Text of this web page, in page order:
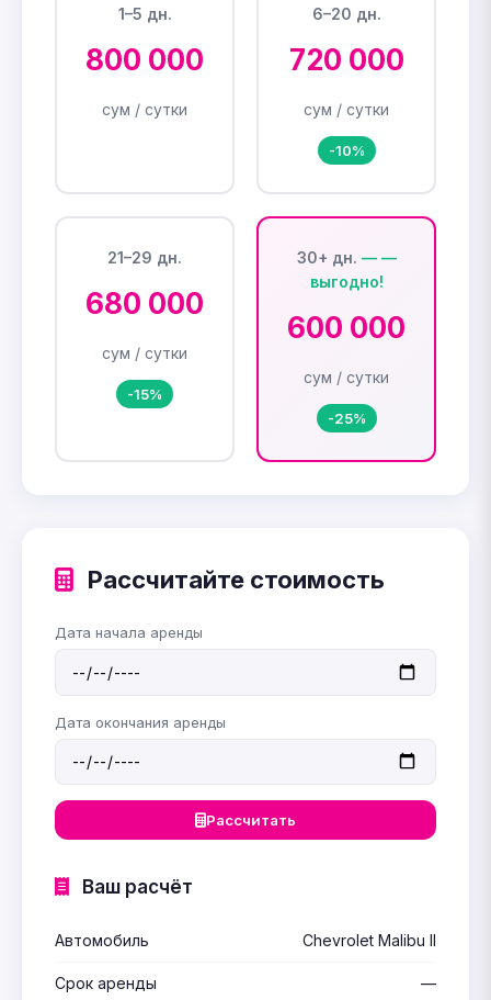
1–5 дн.
800 000
сум / сутки
6–20 дн.
720 000
сум / сутки
-10%
21–29 дн.
680 000
сум / сутки
-15%
30+ дн.
600 000
сум / сутки
-25%
Рассчитайте стоимость
Дата начала аренды
Дата окончания аренды
Рассчитать
Ваш расчёт
Автомобиль Chevrolet Malibu II
Срок аренды —